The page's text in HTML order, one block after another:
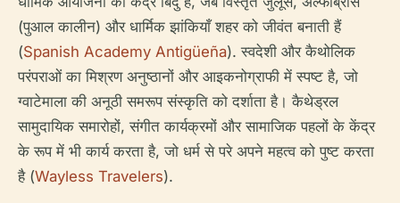
(पुआल कालीन) और धार्मिक झांकियाँ शहर को जीवंत बनाती हैं
(Spanish Academy Antigüeña). स्वदेशी और कैथोलिक
परंपराओं का मिश्रण अनुष्ठानों और आइकनोग्राफी में स्पष्ट है, जो
ग्वाटेमाला की अनूठी समरूप संस्कृति को दर्शाता है। कैथेड्रल
सामुदायिक समारोहों, संगीत कार्यक्रमों और सामाजिक पहलों के केंद्र
के रूप में भी कार्य करता है, जो धर्म से परे अपने महत्व को पुष्ट करता
है (Wayless Travelers).